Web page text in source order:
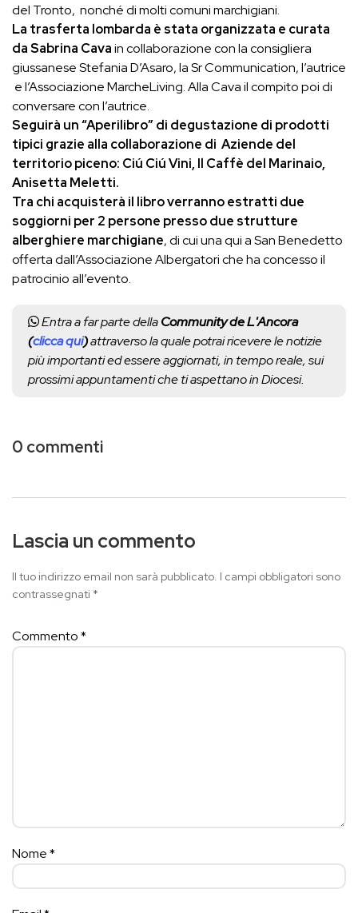
del Tronto, nonché di molti comuni marchigiani.
La trasferta lombarda è stata organizzata e curata
da Sabrina Cavain collaborazione con la consigliera
giussanese Stefania D’Asaro, la Sr Communication, l’autrice
e l’Associazione MarcheLiving. Alla Cava il compito poi di
conversare con l’autrice.
Seguirà un “Aperilibro” di degustazione di prodotti
tipici grazie alla collaborazione di Aziende del
territorio piceno: Ciú Ciú Vini, Il Caffè del Marinaio,
Anisetta Meletti.
Tra chi acquisterà il libro verranno estratti due
soggiorni per 2 persone presso due strutture
alberghiere marchigiane, di cui una qui a San Benedetto
offerta dall’Associazione Albergatori che ha concesso il
patrocinio all’evento.
Entra a far parte dellaCommunity de L'Ancora
(clicca qui)attraverso la quale potrai ricevere le notizie
più importanti ed essere aggiornati, in tempo reale, sui
prossimi appuntamenti che ti aspettano in Diocesi.
0 commenti
Lascia un commento
Il tuo indirizzo email non sarà pubblicato. I campi obbligatori sono
contrassegnati *
Commento*
Nome*